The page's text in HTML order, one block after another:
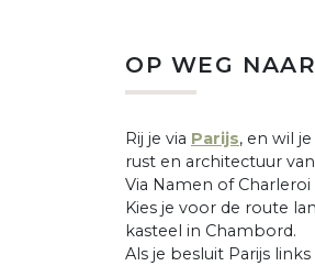
OP WEG
Rij je via Parijs, en wil
rust en architectuur
Via Namen of
Kies je voor de route
kasteel in Chambord.
Als je besluit Parijs